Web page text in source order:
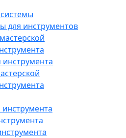
для инструментов
инструмента